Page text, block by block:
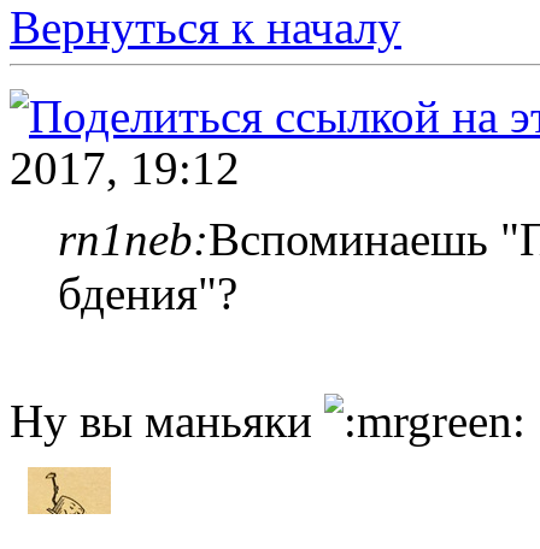
Вернуться к началу
2017, 19:12
rn1neb:Вспоминаешь
бдения"?
Ну вы маньяки